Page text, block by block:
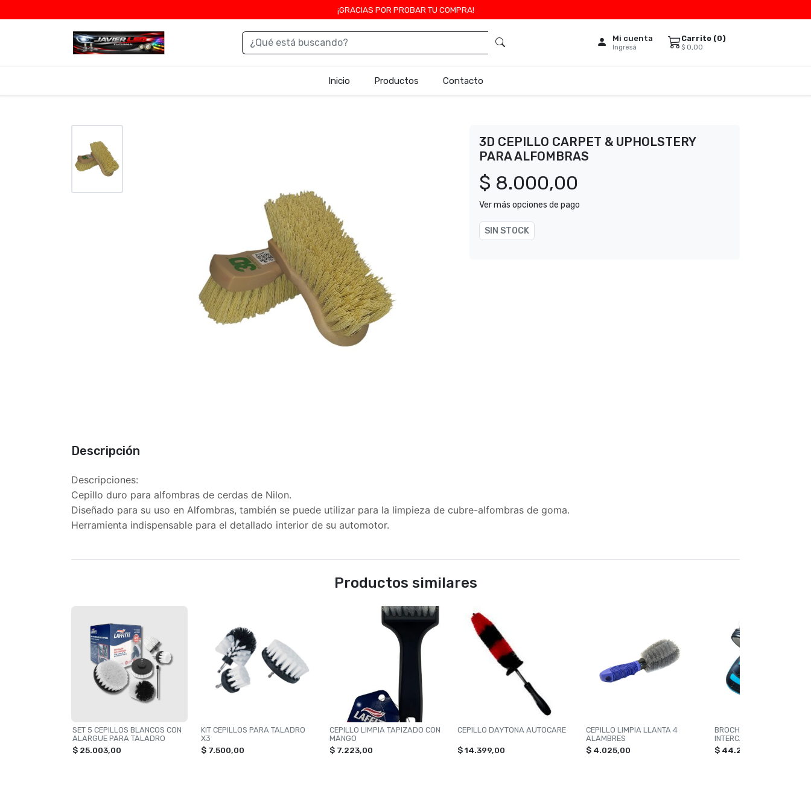
¡GRACIAS POR PROBAR TU COMPRA!
Mi cuenta
Ingresá
Carrito (0)
$ 0,00
Inicio Productos Contacto
3D CEPILLO CARPET & UPHOLSTERY
PARA ALFOMBRAS
$ 8.000,00
Ver más opciones de pago
SIN STOCK
Descripción
Descripciones:
Cepillo duro para alfombras de cerdas de Nilon.
Diseñado para su uso en Alfombras, también se puede utilizar para la limpieza de cubre-alfombras de goma.
Herramienta indispensable para el detallado interior de su automotor.
Productos similares
SET 5 CEPILLOS BLANCOS CON
ALARGUE PARA TALADRO
$ 25.003,00
KIT CEPILLOS PARA TALADRO
X3
$ 7.500,00
CEPILLO LIMPIA TAPIZADO CON
MANGO
$ 7.223,00
CEPILLO DAYTONA AUTOCARE
$ 14.399,00
CEPILLO LIMPIA LLANTA 4
ALAMBRES
$ 4.025,00
BROCHA KIT x 3 MEDIDAS
INTERCAMBIABLES +
L
$ 44.235,00